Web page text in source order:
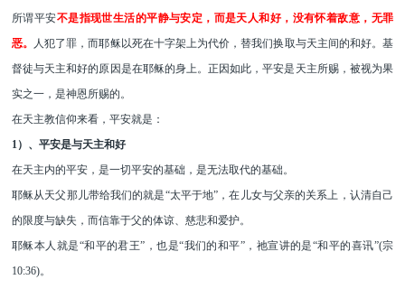
所谓平安不是指现世生活的平静与安定，而是天人和好，没有怀着敌意，无罪
恶。
人犯了罪，而耶稣以死在十字架上为代价，替我们换取与天主间的和好。基
督徒与天主和好的原因是在耶稣的身上。正因如此 ，平安是天主所赐， 被视为果
实之一 ， 是神恩所赐的。
在天主教信仰来看，平安就是：
1）、平安是与天主和好
在天主内的平安， 是一切平安的基础 ， 是无法取代的基础。
耶稣从天父那儿带给我们的就是“太平于地”，在儿女与父亲的关系上，认清自己
的限度与缺失 ， 而信靠于父的体谅、慈悲和爱护。
耶稣本人就是“和平的君王”，也是“我们的和平”，祂宣讲的是“和平的喜讯”(宗
10:36)。